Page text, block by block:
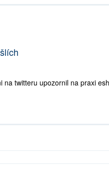
na twitteru upozornil na praxi